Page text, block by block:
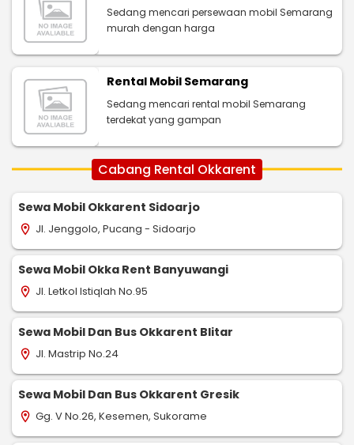
Sedang mencari persewaan mobil Semarang
murah dengan harga
Rental Mobil Semarang
Sedang mencari rental mobil Semarang
terdekat yang gampan
Cabang Rental Okkarent
Sewa Mobil Okkarent Sidoarjo
location_on Jl. Jenggolo, Pucang - Sidoarjo
Sewa Mobil Okka Rent Banyuwangi
location_on Jl. Letkol Istiqlah No.95
Sewa Mobil Dan Bus Okkarent Blitar
location_on Jl. Mastrip No.24
Sewa Mobil Dan Bus Okkarent Gresik
location_on Gg. V No.26, Kesemen, Sukorame